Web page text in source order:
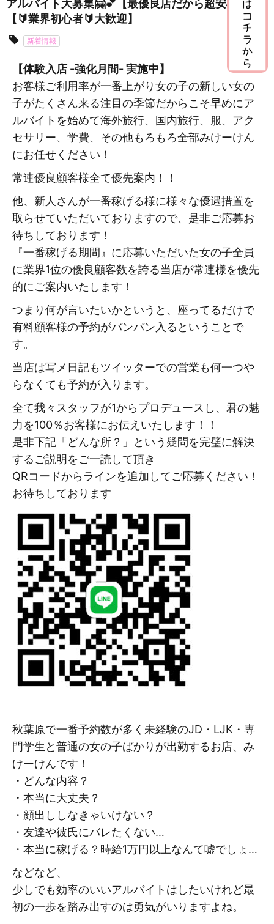
アルバイト大募集🤗💕【最優良店だから超安心🎶】
【🔰業界初心者🔰大歓迎】
新着情報
【体験入店 -強化月間- 実施中】
お客様ご利用率が一番上がり女の子の新しい女の
子がたくさん来る注目の季節だからこそ早めにア
ルバイトを始めて海外旅行、国内旅行、服、アク
セサリー、学費、その他もろもろ全部みけーけん
にお任せください！
常連優良顧客様全て優先案内！！
他、新人さんが一番稼げる様に様々な優遇措置を
取らせていただいておりますので、是非ご応募お
待ちしております！
『一番稼げる期間』に応募いただいた女の子全員
に業界1位の優良顧客数を誇る当店が常連様を優先
的にご案内いたします！
つまり何が言いたいかというと、座ってるだけで
有料顧客様の予約がバンバン入るということで
す。
当店は写メ日記もツイッターでの営業も何一つや
らなくても予約が入ります。
全て我々スタッフが1からプロデュースし、君の魅
力を100％お客様にお伝えいたします！！
是非下記「どんな所？」という疑問を完璧に解決
するご説明をご一読して頂き
QRコードからラインを追加してご応募ください！
お待ちしております
秋葉原で一番予約数が多く未経験のJD・LJK・専
門学生と普通の女の子ばかりが出勤するお店、み
けーけんです！
・どんな内容？
・本当に大丈夫？
・顔出ししなきゃいけない？
・友達や彼氏にバレたくない…
・本当に稼げる？時給1万円以上なんて嘘でしょ…
などなど、
少しでも効率のいいアルバイトはしたいけれど最
初の一歩を踏み出すのは勇気がいりますよね。